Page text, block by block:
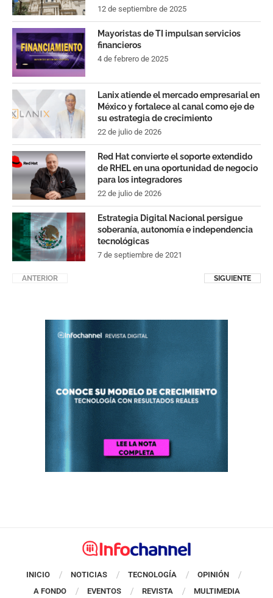
12 de septiembre de 2025
Mayoristas de TI impulsan servicios
financieros
4 de febrero de 2025
Lanix atiende el mercado empresarial en
México y fortalece al canal como eje de
su estrategia de crecimiento
22 de julio de 2026
Red Hat convierte el soporte extendido
de RHEL en una oportunidad de negocio
para los integradores
22 de julio de 2026
Estrategia Digital Nacional persigue
soberanía, autonomía e independencia
tecnológicas
7 de septiembre de 2021
ANTERIOR SIGUIENTE
INICIO NOTICIAS TECNOLOGÍA
OPINIÓN
A FONDO
EVENTOS REVISTA MULTIMEDIA